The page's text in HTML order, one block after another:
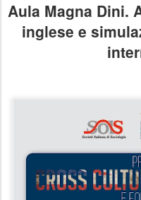
Aula Magna Dini.
inglese e